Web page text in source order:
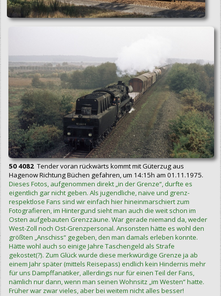
50 4082 Tender voran rückwärts kommt mit Güterzug aus
Hagenow Richtung Büchen gefahren, um 14:15h am 01.11.1975.
Dieses Fotos, aufgenommen direkt „in der Grenze“, durfte es
eigentlich gar nicht geben. Als jugendliche, naive und grenz-
respektlose Fans sind wir einfach hier hineinmarschiert zum
Fotografieren, im Hintergund sieht man auch die weit schon im
Osten aufgebauten Grenzzäune. War gerade niemand da, weder
West-Zoll noch Ost-Grenzpersonal. Ansonsten hätte es wohl den
größten „Anschiss“ gegeben, den man damals erleben konnte.
Hätte wohl auch so einige Jahre Taschengeld als Strafe
gekostet(?). Zum Glück wurde diese merkwürdige Grenze ja ab
einem Jahr später (mittels Reisepass) endlich kein Hindernis mehr
für uns Dampffanatiker, allerdings nur für einen Teil der Fans,
nämlich nur dann, wenn man seinen Wohnsitz „im Westen“ hatte.
Früher war zwar vieles, aber bei weitem nicht alles besser!